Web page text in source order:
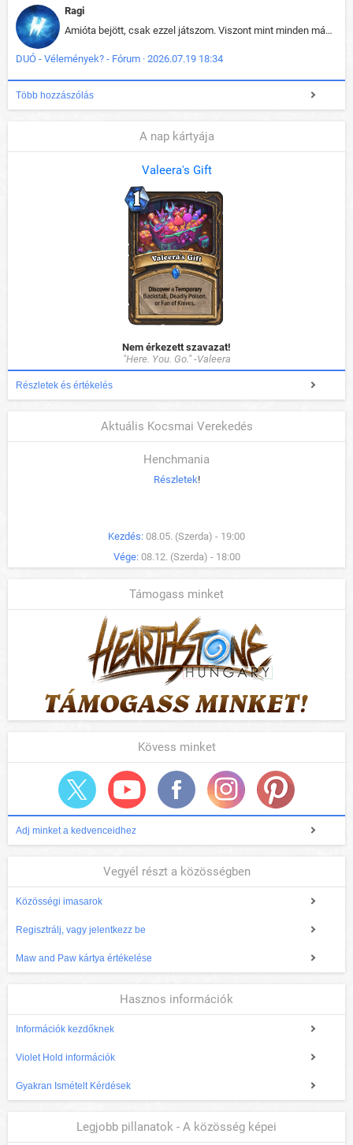
Ragi
Amióta bejött, csak ezzel játszom. Viszont mint minden más - akár az alapjáték is, ez is baromira összetett lett. Néha már pár kör után is esélytelen az egész. Vagy irreállisan túltápol valaki, vagy lelép a partner, vagy csak hülye mint a segg. És amikor eljönne az én időm, na akkor jön el mindenki másé is. Engem jobban érdekelne, hogy ki milyen ratingen szokott játszani. Na ez lenne egy érdekes adat.
DUÓ - Vélemények? - Fórum · 2026.07.19 18:34
Több hozzászólás
A nap kártyája
Valeera's Gift
Nem érkezett szavazat!
"Here. You. Go." -Valeera
Részletek és értékelés
Aktuális Kocsmai Verekedés
Henchmania
Részletek!
Kezdés: 08.05. (Szerda) - 19:00
Vége: 08.12. (Szerda) - 18:00
Támogass minket
Kövess minket
Adj minket a kedvenceidhez
Vegyél részt a közösségben
Közösségi imasarok
Regisztrálj, vagy jelentkezz be
Maw and Paw kártya értékelése
Hasznos információk
Információk kezdőknek
Violet Hold információk
Gyakran Ismételt Kérdések
Legjobb pillanatok - A közösség képei